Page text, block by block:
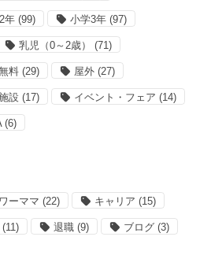
年 (99) 小学3年 (97)
乳児（0～2歳） (71)
料 (29) 屋外 (27)
設 (17) イベント・フェア (14)
(6)
ワーママ (22) キャリア (15)
(11) 退職 (9) ブログ (3)